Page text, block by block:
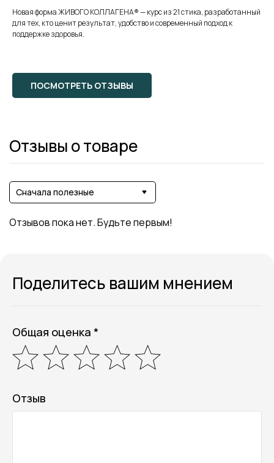
Новая форма ЖИВОГО КОЛЛАГЕНА® — курс из 21 стика, разработанный
для тех, кто ценит результат, удобство и современный подход к
поддержке здоровья.
ПОСМОТРЕТЬ ОТЗЫВЫ
Отзывы о товаре
Сначала полезные
Отзывов пока нет. Будьте первым!
Поделитесь вашим мнением
Общая оценка *
Отзыв